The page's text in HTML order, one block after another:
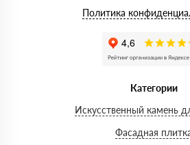
Политика
Категории
Искусственный камень
Фасадная